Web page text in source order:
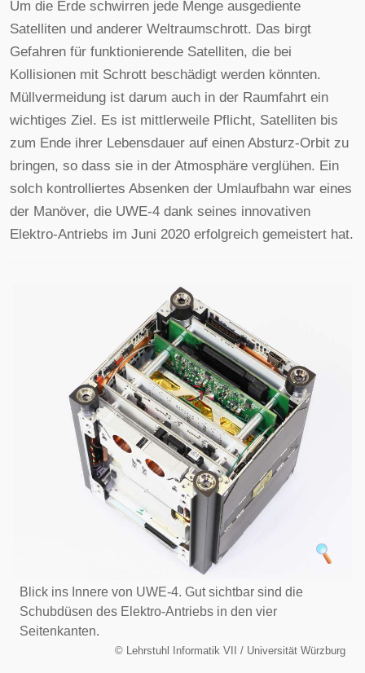
Um die Erde schwirren jede Menge ausgediente
Satelliten und anderer Weltraumschrott. Das birgt
Gefahren für funktionierende Satelliten, die bei
Kollisionen mit Schrott beschädigt werden könnten.
Müllvermeidung ist darum auch in der Raumfahrt ein
wichtiges Ziel. Es ist mittlerweile Pflicht, Satelliten bis
zum Ende ihrer Lebensdauer auf einen Absturz-Orbit zu
bringen, so dass sie in der Atmosphäre verglühen. Ein
solch kontrolliertes Absenken der Umlaufbahn war eines
der Manöver, die UWE-4 dank seines innovativen
Elektro-Antriebs im Juni 2020 erfolgreich gemeistert hat.
Blick ins Innere von UWE-4. Gut sichtbar sind die
Schubdüsen des Elektro-Antriebs in den vier
Seitenkanten.
© Lehrstuhl Informatik VII / Universität Würzburg